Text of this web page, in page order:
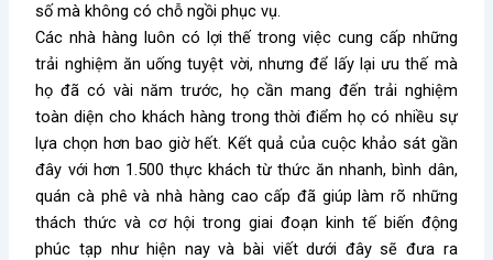
số mà không có chỗ ngồi phục vụ.
Các nhà hàng luôn có lợi thế trong việc cung cấp những
trải nghiệm ăn uống tuyệt vời, nhưng để lấy lại ưu thế mà
họ đã có vài năm trước, họ cần mang đến trải nghiệm
toàn diện cho khách hàng trong thời điểm họ có nhiều sự
lựa chọn hơn bao giờ hết. Kết quả của cuộc khảo sát gần
đây với hơn 1.500 thực khách từ thức ăn nhanh, bình dân,
quán cà phê và nhà hàng cao cấp đã giúp làm rõ những
thách thức và cơ hội trong giai đoạn kinh tế biến động
phúc tạp như hiện nay và bài viết dưới đây sẽ đưa ra